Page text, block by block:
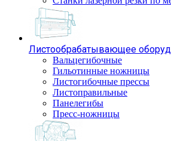
Листообрабатывающее
Вальцегибочные
Гильотинные ножницы
Листогибочные прессы
Листоправильные
Панелегибы
Пресс-ножницы